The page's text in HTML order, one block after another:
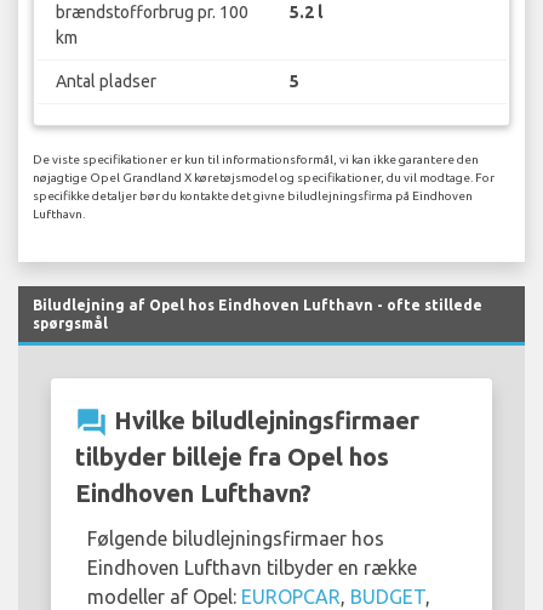
brændstofforbrug pr. 100
km
5.2 l
Antal pladser 5
De viste specifikationer er kun til informationsformål, vi kan ikke garantere den
nøjagtige Opel Grandland X køretøjsmodel og specifikationer, du vil modtage. For
specifikke detaljer bør du kontakte det givne biludlejningsfirma på Eindhoven
Lufthavn.
Biludlejning af Opel hos Eindhoven Lufthavn - ofte stillede
spørgsmål
question_answer Hvilke biludlejningsfirmaer
tilbyder billeje fra Opel hos
Eindhoven Lufthavn?
Følgende biludlejningsfirmaer hos
Eindhoven Lufthavn tilbyder en række
modeller af Opel: EUROPCAR, BUDGET,